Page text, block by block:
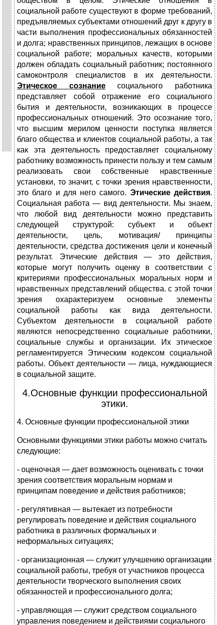
социальной работе существуют в форме требований,
предъявляемых субъектами отношений друг к другу в
части выполнения профессиональных обязанностей
и долга; нравственных принципов, лежащих в основе
социальной работе; моральных качеств, которыми
должен обладать социальный работник; постоянного
самоконтроля специалистов в их деятельности.
Этическое сознаниесоциального работника
представляет собой отражение его социального
бытия и деятельности, возникающих в процессе
профессиональных отношений. Это осознание того,
что высшим мерилом ценности поступка является
благо общества и клиентов социальной работы, а так
как эта деятельность предоставляет социальному
работнику возможность принести пользу и тем самым
реализовать свои собственные нравственные
установки, то значит, с точки зрения нравственности,
это благо и для него самого. Этические действия.
Социальная работа — вид деятельности. Мы знаем,
что любой вид деятельности можно представить
следующей структурой: субъект и объект
деятельности, цель, мотивация/ принципы
деятельности, средства достижения цели и конечный
результат. Этические действия — это действия,
которые могут получить оценку в соответствии с
критериями профессиональных моральных норм и
нравственных представлений общества. с этой точки
зрения охарактеризуем основные элементы
социальной работы как вида деятельности.
Субъектом деятельности в социальной работе
являются непосредственно социальные работники,
социальные службы и организации. Их этическое
регламентируется Этическим кодексом социальной
работы. Объект деятельности — лица, нуждающиеся
в социальной защите.
4.Основные функции профессиональной
этики.
4. Основные функции профессиональной этики
Основными функциями этики работы можно счи­тать
следующие:
- оценочная — дает возможность оценивать с точки
зрения соответствия моральным нормам и
принципам поведение и дей­ствия работников;
- регулятивная — вытекает из потребности
регулировать пове­дение и действия социального
работника в различных формаль­ных и
неформальных ситуациях;
- организационная — служит улучшению организации
соци­альной работы, требуя от участников процесса
деятельности творческого выполнения своих
обязанностей и профессиональ­ного долга;
- управляющая — служит средством социального
управления поведением и действиями социального